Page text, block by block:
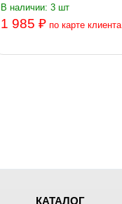
В наличии: 3 шт
1 985 ₽ по карте клиента
КАТАЛОГ